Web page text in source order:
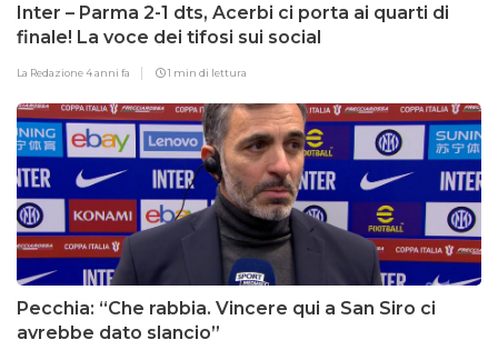
Inter – Parma 2-1 dts, Acerbi ci porta ai quarti di
finale! La voce dei tifosi sui social
La Redazione4 anni fa 1 min di lettura
Pecchia: “Che rabbia. Vincere qui a San Siro ci
avrebbe dato slancio”